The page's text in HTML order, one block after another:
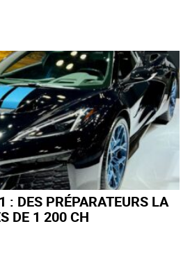
: DES PRÉPARATEURS LA
DE 1 200 CH